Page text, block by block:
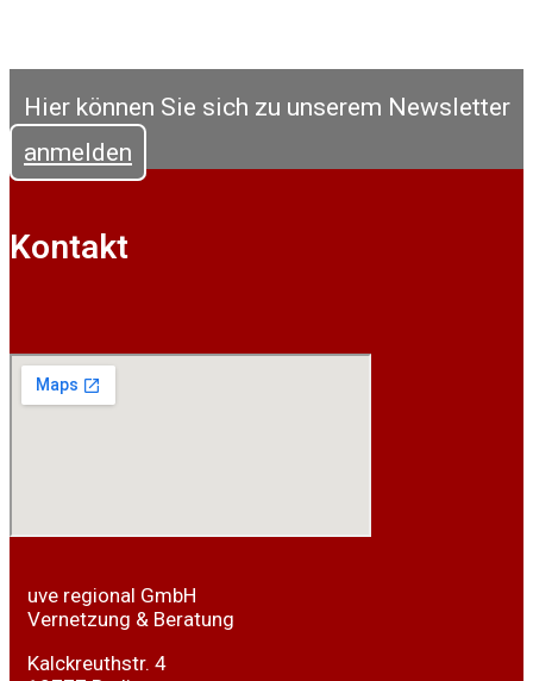
Hier können Sie sich zu unserem Newsletter
anmelden
Kontakt
uve regional GmbH
Vernetzung & Beratung
Kalckreuthstr. 4